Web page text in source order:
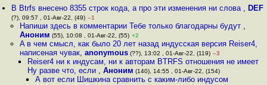
В Btrfs внесено 8355 строк кода, а про эти изменения ни слова , DEF
(?), 09:57 , 01-Авг-22, (49) –1
Напиши здесь в комментарии Тебе только благодарны будут ,
Аноним (55), 10:08 , 01-Авг-22, (55) +2
A в чем смысл, как было 20 лет назад индусская версия Reiser4,
написеная чувак, anonymous(??), 13:02 , 01-Авг-22, (119) –3
Reiser4 ни к индусам, ни к авторам BTRFS отношения не имеет
Ну разве что, если , Аноним (140), 14:55 , 01-Авг-22, (154)
А вот если Шишкина сравнить с каким-либо индусом